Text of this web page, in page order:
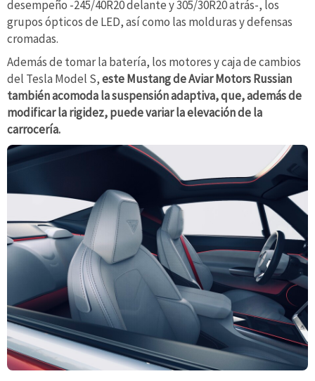
desempeño -245/40R20 delante y 305/30R20 atrás-, los
grupos ópticos de LED, así como las molduras y defensas
cromadas.
Además de tomar la batería, los motores y caja de cambios
del Tesla Model S,este Mustang de Aviar Motors Russian
también acomoda la suspensión adaptiva, que, además de
modificar la rigidez, puede variar la elevación de la
carrocería.